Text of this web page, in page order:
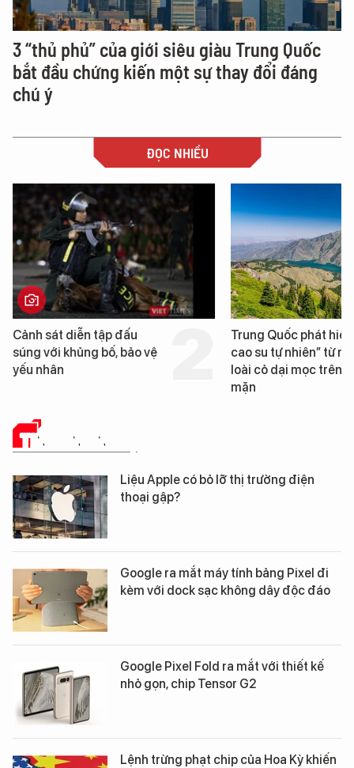
3 “thủ phủ” của giới siêu giàu Trung Quốc
bắt đầu chứng kiến một sự thay đổi đáng
chú ý
ĐỌC NHIỀU
Cảnh sát diễn tập đấu
súng với khủng bố, bảo vệ
yếu nhân
Trung Quốc phát hiện
cao su tự nhiên” từ
loài cỏ dại mọc trên
mặn
TIN CÔNG NGHỆ
Liệu Apple có bỏ lỡ thị trường điện
thoại gập?
Google ra mắt máy tính bảng Pixel đi
kèm với dock sạc không dây độc đáo
Google Pixel Fold ra mắt với thiết kế
nhỏ gọn, chip Tensor G2
Lệnh trừng phạt chip của Hoa Kỳ khiến